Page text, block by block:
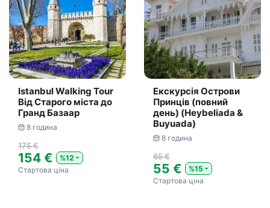
Istanbul Walking Tour
Від Старого міста до
Гранд Базаар
8 година
175 €
154 €
%12
Стартова ціна
Екскурсія Острови
Принців (повний
день) (Heybeliada &
Buyuada)
8 година
65 €
55 €
%15
Стартова ціна